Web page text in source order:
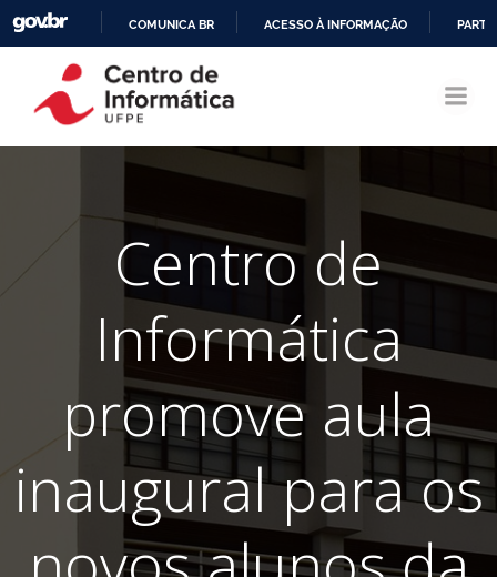
CONTEÚDO
COMUNICA BR ACESSO À INFORMAÇÃO
Centro de
Informática
promove aula
inaugural para os